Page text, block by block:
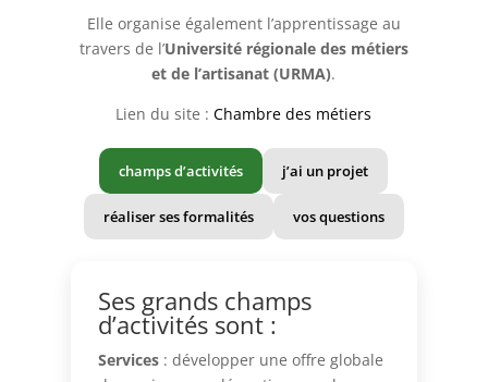
Elle organise également l’apprentissage au
travers de l’Université régionale des métiers
et de l’artisanat (URMA).
Lien du site :Chambre des métiers
champs d’activités j’ai un projet
réaliser ses formalités vos questions
Ses grands champs
d’activités sont :
Services: développer une offre globale